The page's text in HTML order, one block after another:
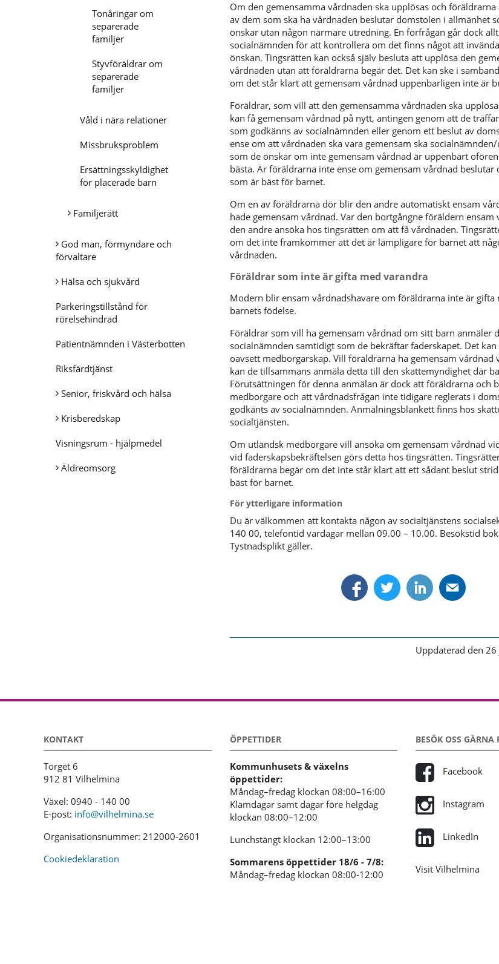
Tonåringar om
separerade
familjer
Styvföräldrar om
separerade
familjer
Våld i nära relationer
Missbruksproblem
Ersättningsskyldighet
för placerade barn
Familjerätt
God man, förmyndare och
förvaltare
Hälsa och sjukvård
Parkeringstillstånd för
rörelsehindrad
Patientnämnden i Västerbotten
Riksfärdtjänst
Senior, friskvård och hälsa
Krisberedskap
Visningsrum - hjälpmedel
Äldreomsorg
Om den gemensamma vårdnaden ska upplösas och
av dem som ska ha vårdnaden beslutar domstolen i allmänhet
önskar utan någon närmare utredning. En förfrågan går dock
socialnämnden för att kontrollera om det finns något att
önskan. Tingsrätten kan också själv besluta att upplösa den
vårdnaden utan att föräldrarna begär det. Det kan ske i
om det står klart att gemensam vårdnad uppenbarligen inte är
Föräldrar, som vill att den gemensamma vårdnaden ska
kan få gemensam vårdnad på nytt, antingen genom att de
som godkänns av socialnämnden eller genom ett beslut av
ense om att vårdnaden ska vara gemensam ska
som de önskar om inte gemensam vårdnad är uppenbart
bästa. Är föräldrarna inte ense om gemensam vårdnad beslutar
som är bäst för barnet.
Om en av föräldrarna dör blir den andre automatiskt ensam
hade gemensam vårdnad. Var den bortgångne föräldern ensam
den andre ansöka hos tingsrätten om att få vårdnaden.
om det inte framkommer att det är lämpligare för barnet att
vårdnaden.
Föräldrar som inte är gifta med varandra
Modern blir ensam vårdnadshavare om föräldrarna inte är gifta
barnets födelse.
Föräldrar som vill ha gemensam vårdnad om sitt barn anmäler
socialnämnden samtidigt som de bekräftar faderskapet. Det
oavsett medborgarskap. Vill föräldrarna ha gemensam vårdnad
kan de tillsammans anmäla detta till den skattemyndighet där
Förutsättningen för denna anmälan är dock att föräldrarna och
medborgare och att vårdnadsfrågan inte tidigare reglerats i
godkänts av socialnämnden. Anmälningsblankett finns hos
socialtjänsten.
Om utländsk medborgare vill ansöka om gemensam vårdnad
vid faderskapsbekräftelsen görs detta hos tingsrätten.
föräldrarna begär om det inte står klart att ett sådant beslut
bäst för barnet.
För ytterligare information
Du är välkommen att kontakta någon av socialtjänstens
140 00, telefontid vardagar mellan 09.00 – 10.00. Besökstid
Tystnadsplikt gäller.
Uppdaterad den
KONTAKT
Torget 6
912 81 Vilhelmina
Växel: 0940 - 140 00
E-post: info@vilhelmina.se
Organisationsnummer: 212000-2601
Cookiedeklaration
ÖPPETTIDER
Kommunhusets & växelns
öppettider:
Måndag–fredag klockan 08:00–16:00
Klämdagar samt dagar före helgdag
klockan 08:00–12:00
Lunchstängt klockan 12:00–13:00
Sommarens öppettider 18/6 - 7/8:
Måndag–fredag klockan 08:00-12:00
BESÖK OSS GÄRNA
Facebook
Instagram
LinkedIn
Visit Vilhelmina